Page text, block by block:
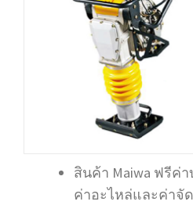
สินค้า Maiwa ฟรีค่
ค่าอะไหล่และค่าจั